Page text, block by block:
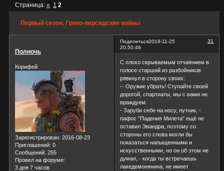
Первый сезон. Греко-персидские войны
Страница:« 1 2
Поделиться 31
2018-11-25
20:50:48
Полночь
Корифей
Зарегистрирован: 2016-08-23
Приглашений: 0
Сообщений: 255
Провел на форуме:
3 дня 7 часов
С плохо скрываемым отчаянием в
голосе старший из разбойников
рявкнул в сторону своих:
-- Оружие убрать! Ступайте своей
дорогой, спартиаты, мы с вами не
враждуем.
- Заруби себе на носу, путник, -
пафос "Падения Милета" ещё не
оставил Эвандра, поэтому со
стороны его слова могли бы
показаться напыщенными и
искусственными, но он об этом не
думал, - когда ты встречаешь
лакедемонянина, не имеет